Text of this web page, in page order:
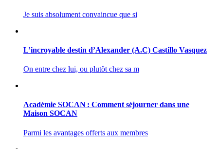
Je suis absolument convaincue que si
L’incroyable destin d’Alexander (A.C) Castillo Vasquez
On entre chez lui, ou plutôt chez sa m
Académie SOCAN : Comment séjourner dans une
Maison SOCAN
Parmi les avantages offerts aux membres